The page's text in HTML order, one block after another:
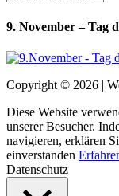
9. November – Tag
Copyright © 2026 |
Diese Website
unserer Besucher.
navigieren, erklären
einverstanden
Datenschutz